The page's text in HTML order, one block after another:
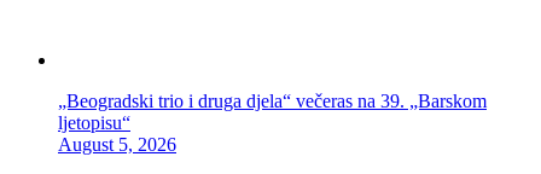
„Beogradski trio i druga djela“ večeras na 39. „Barskom
ljetopisu“
August 5, 2026